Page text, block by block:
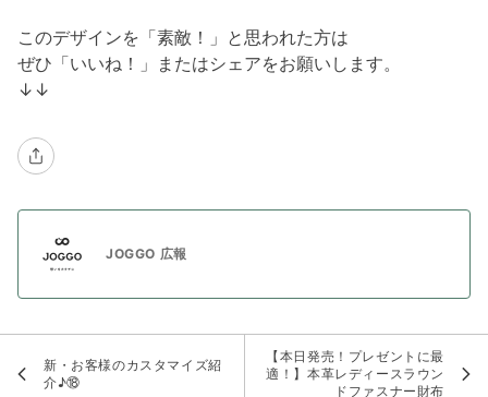
このデザインを「素敵！」と思われた方は
ぜひ「いいね！」またはシェアをお願いします。
↓↓
JOGGO 広報
新・お客様のカスタマイズ紹
介♪⑱
【本日発売！プレゼントに最
適！】本革レディースラウン
ドファスナー財布